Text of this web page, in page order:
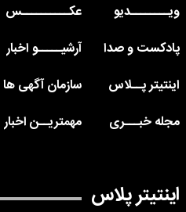
ویــــــــدیو
عکــــــــــس
پادکست و صدا
آرشیـــــو اخبار
اینتیتر پــلاس
سازمان آگهی ها
مجله خبـــری
مهمتریــن اخبار
اینتیتر پلاس